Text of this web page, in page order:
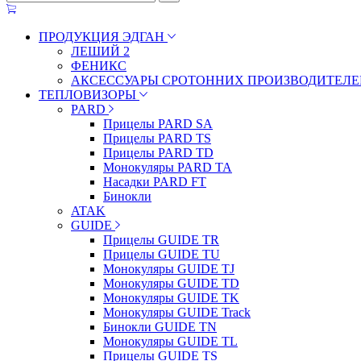
ПРОДУКЦИЯ ЭДГАН
ЛЕШИЙ 2
ФЕНИКС
АКСЕССУАРЫ СРОТОННИХ
ТЕПЛОВИЗОРЫ
PARD
Прицелы PARD SA
Прицелы PARD TS
Прицелы PARD TD
Монокуляры PARD TA
Насадки PARD FT
Бинокли
ATAK
GUIDE
Прицелы GUIDE TR
Прицелы GUIDE TU
Монокуляры GUIDE TJ
Монокуляры GUIDE TD
Монокуляры GUIDE TK
Монокуляры GUIDE Track
Бинокли GUIDE TN
Монокуляры GUIDE TL
Прицелы GUIDE TS